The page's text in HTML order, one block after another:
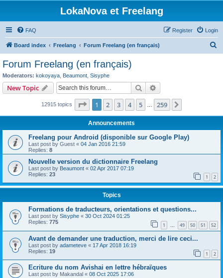
LokaNova et Freelang
FAQ Login
Register
Board index Freelang Forum Freelang (en français)
Forum Freelang (en français)
Moderators: kokoyaya Beaumont Sisyphe
New Topic Search
12915 topics Page 1of 259
1 2 3 4 5 259
Announcements
Freelang pour Android (disponible sur Google Play)
Last post by Guest « 04 Jan 2016 21:59
Replies: 8
Nouvelle version du dictionnaire Freelang
Last post by Beaumont « 02 Apr 2017 07:19
Replies: 23 1 2
Topics
Formations de traducteurs, orientations et questions...
Last post by Sisyphe « 30 Oct 2024 01:25
Replies: 775 1 … 49 50 51 52
Avant de demander une traduction, merci de lire ceci...
Last post by adameteve « 17 Apr 2018 16:19
Replies: 19 1 2
Ecriture du nom Avishai en lettre hébraïques
Last post by Makandal « 08 Oct 2025 17:06